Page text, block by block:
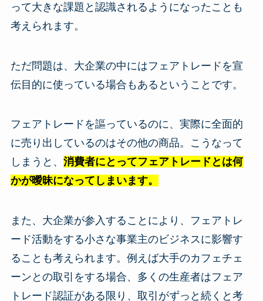
って大きな課題と認識されるようになったことも
考えられます。
ただ問題は、大企業の中にはフェアトレードを宣
伝目的に使っている場合もあるということです。
フェアトレードを謳っているのに、実際に全面的
に売り出しているのはその他の商品。こうなって
しまうと、 消費者にとってフェアトレードとは何
かが曖昧になってしまいます。
また、大企業が参入することにより、フェアトレ
ード活動をする小さな事業主のビジネスに影響す
ることも考えられます。例えば大手のカフェチェ
ーンとの取引をする場合、多くの生産者はフェア
トレード認証がある限り、取引がずっと続くと考